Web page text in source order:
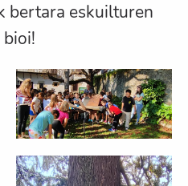
bertara eskuilturen